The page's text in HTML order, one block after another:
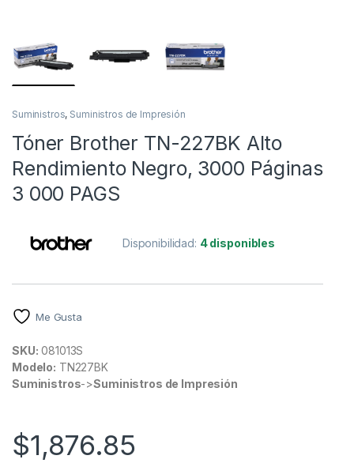
Suministros, Suministros de Impresión
Tóner Brother TN-227BK Alto
Rendimiento Negro, 3000 Páginas
3 000 PAGS
Disponibilidad: 4 disponibles
Me Gusta
SKU: 081013S
Modelo: TN227BK
Suministros->Suministros de Impresión
$1,876.85